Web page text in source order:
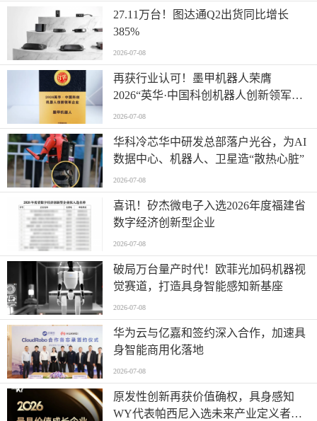
27.11万台！图达通Q2出货同比增长
385%
2026-07-08
再获行业认可！墨甲机器人荣膺
2026“英华·中国科创机器人创新领军企
业”全产业链智能出海标杆
2026-07-08
华科冷芯华中研发总部落户光谷，为AI
数据中心、机器人、卫星造“散热心脏”
2026-07-08
喜讯！矽杰微电子入选2026年度福建省
数字经济创新型企业
2026-07-08
破局万台量产时代！欧菲光加码机器视
觉赛道，打造具身智能感知新基座
2026-07-08
华为云与亿嘉和签约深入合作，加速具
身智能商用化落地
2026-07-08
原发性创新再获价值确权，具身感知
WY代表帕西尼入选未来产业定义者榜